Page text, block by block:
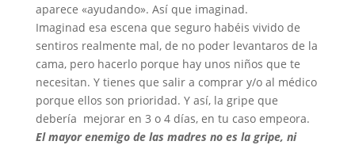
aparece «ayudando». Así que imaginad.
Imaginad esa escena que seguro habéis vivido de
sentiros realmente mal, de no poder levantaros de la
cama, pero hacerlo porque hay unos niños que te
necesitan. Y tienes que salir a comprar y/o al médico
porque ellos son prioridad. Y así, la gripe que
debería mejorar en 3 o 4 días, en tu caso empeora.
El mayor enemigo de las madres no es la gripe, ni